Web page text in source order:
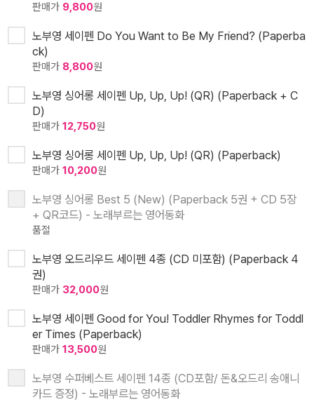
판매가 9,800원
노부영 세이펜 Do You Want to Be My Friend? (Paperba
ck)
판매가 8,800원
노부영 싱어롱 세이펜 Up, Up, Up! (QR) (Paperback + C
D)
판매가 12,750원
노부영 싱어롱 세이펜 Up, Up, Up! (QR) (Paperback)
판매가 10,200원
노부영 싱어롱 Best 5 (New) (Paperback 5권 + CD 5장
+ QR코드) - 노래부르는 영어동화
품절
노부영 오드리우드 세이펜 4종 (CD 미포함) (Paperback 4
권)
판매가 32,000원
노부영 세이펜 Good for You! Toddler Rhymes for Toddl
er Times (Paperback)
판매가 13,500원
노부영 수퍼베스트 세이펜 14종 (CD포함/ 돈&오드리 송애니
카드 증정) - 노래부르는 영어동화